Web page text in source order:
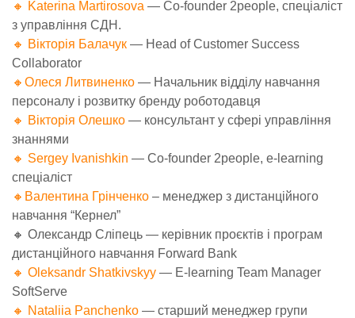
🔸 Katerina Martirosova — Co-founder 2people, спеціаліст
з управління СДН.
🔸 Вікторія Балачук — Head of Customer Success
Collaborator
🔸 Олеся Литвиненко — Начальник відділу навчання
персоналу і розвитку бренду роботодавця
🔸 Вікторія Олешко — консультант у сфері управління
знаннями
🔸 Sergey Ivanishkin — Co-founder 2people, e-learning
спеціаліст
🔸 Валентина Грінченко – менеджер з дистанційного
навчання “Кернел”
🔸 Олександр Сліпець — керівник проєктів і програм
дистанційного навчання Forward Bank
🔸 Oleksandr Shatkivskyy — E-learning Team Manager
SoftServe
🔸 Nataliia Panchenko — старший менеджер групи